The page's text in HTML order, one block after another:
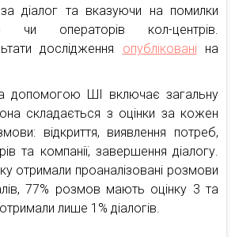
за діалог та вказуючи на помилки
чи операторів кол-центрів.
дослідження опублікованіна
допомогою ШІ включає загальну
складається з оцінки за кожен
відкриття, виявлення потреб,
та компанії, завершення діалогу.
отримали проаналізовані розмови
77% розмов мають оцінку 3 та
лише 1% діалогів.